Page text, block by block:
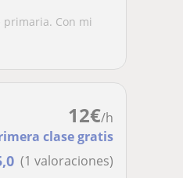
primaria. Con mi
12€/h
clase gratis
(1 valoraciones)